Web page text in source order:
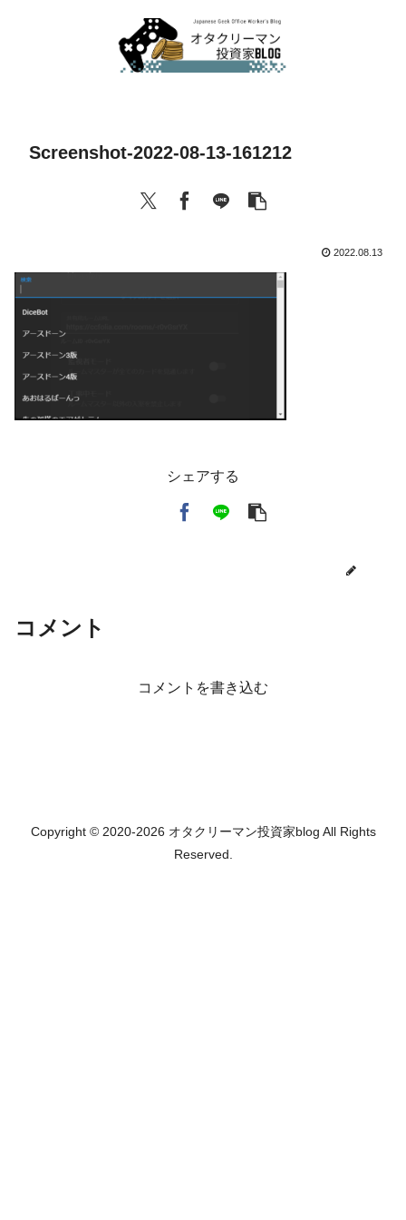
Screenshot-2022-08-13-161212
2022.08.13
シェアする
コメント
コメントを書き込む
Copyright © 2020-2026 オタクリーマン投資家blog All Rights
Reserved.